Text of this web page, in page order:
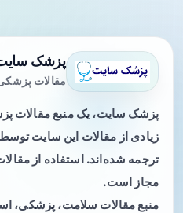
پزشک
مقالات
پزشک سایت، یک منبع
زیادی از مقالات این سایت
ترجمه شده‌اند. استفاده از
مجاز است.
منبع مقالات سلامت، پزشکی،